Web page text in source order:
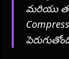
మరియు